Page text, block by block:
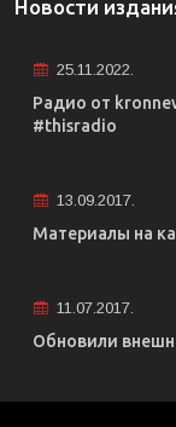
Новости
25.11.2022.
Радио от
#thisradio
13.09.2017.
Материалы на
11.07.2017.
Обновили